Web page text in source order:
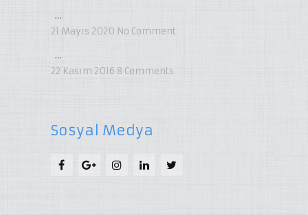
…
21 Mayıs 2020 No Comment
…
22 Kasım 2016 8 Comments
Sosyal Medya